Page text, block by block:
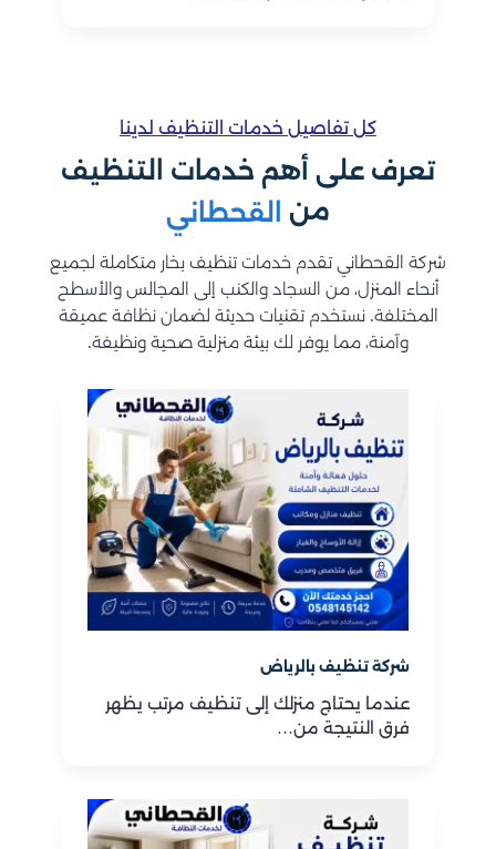
كل تفاصيل خدمات التنظيف لدينا
تعرف على أهم خدمات التنظيف
من
القحطاني
شركة القحطاني تقدم خدمات تنظيف بخار متكاملة لجميع
أنحاء المنزل، من السجاد والكنب إلى المجالس والأسطح
المختلفة. نستخدم تقنيات حديثة لضمان نظافة عميقة
وآمنة، مما يوفر لك بيئة منزلية صحية ونظيفة.
شركة تنظيف بالرياض​
عندما يحتاج منزلك إلى تنظيف مرتب يظهر
فرق النتيجة من…